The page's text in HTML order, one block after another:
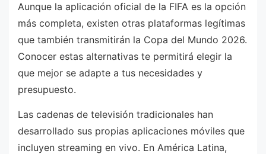
Aunque la aplicación oficial de la FIFA es la opción
más completa, existen otras plataformas legítimas
que también transmitirán la Copa del Mundo 2026.
Conocer estas alternativas te permitirá elegir la
que mejor se adapte a tus necesidades y
presupuesto.
Las cadenas de televisión tradicionales han
desarrollado sus propias aplicaciones móviles que
incluyen streaming en vivo. En América Latina,